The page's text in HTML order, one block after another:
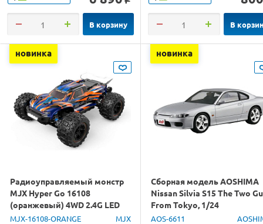
В корзину В
новинка
Радиоуправляемый монстр
MJX Hyper Go 16108
(оранжевый) 4WD 2.4G LED
1/16 RTR
MJX-16108-ORANGE MJX
новинка
Сборная модель AOSHIMA
Nissan Silvia S15 The Two
From Tokyo, 1/24
AOS-6611